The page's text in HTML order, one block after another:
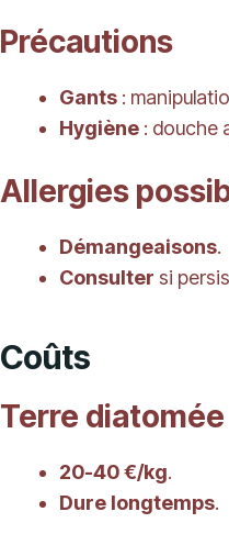
Précautions
Gants :
Hygiène : douche
Allergies
Démangeaisons.
Consulter si
Coûts
Terre diatomée
20-40 €/kg.
Dure longtemps.